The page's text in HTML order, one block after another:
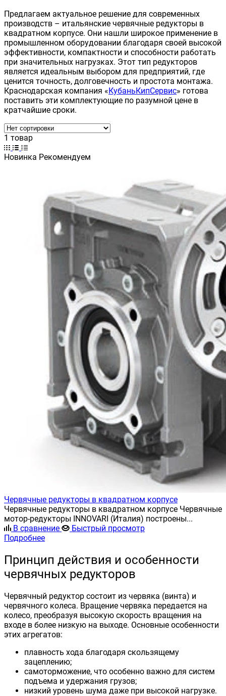
Предлагаем актуальное решение для современных
производств – итальянские червячные редукторы в
квадратном корпусе. Они нашли широкое применение в
промышленном оборудовании благодаря своей высокой
эффективности, компактности и способности работать
при значительных нагрузках. Этот тип редукторов
является идеальным выбором для предприятий, где
ценится точность, долговечность и простота монтажа.
Краснодарская компания «КубаньКипСервис» готова
поставить эти комплектующие по разумной цене в
кратчайшие сроки.
1 товар
Новинка Рекомендуем
Червячные редукторы в квадратном корпусе
Червячные редукторы в квадратном корпусе Червячные
мотор-редукторы INNOVARI (Италия) построены...
В сравнение
Быстрый просмотр
Подробнее
Принцип действия и особенности
червячных редукторов
Червячный редуктор состоит из червяка (винта) и
червячного колеса. Вращение червяка передается на
колесо, преобразуя высокую скорость вращения на
входе в более низкую на выходе. Основные особенности
этих агрегатов:
плавность хода благодаря скользящему
зацеплению;
самоторможение, что особенно важно для систем
подъема и удержания грузов;
низкий уровень шума даже при высокой нагрузке.